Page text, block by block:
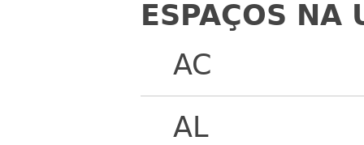
ESPAÇOS NA
AC
AL